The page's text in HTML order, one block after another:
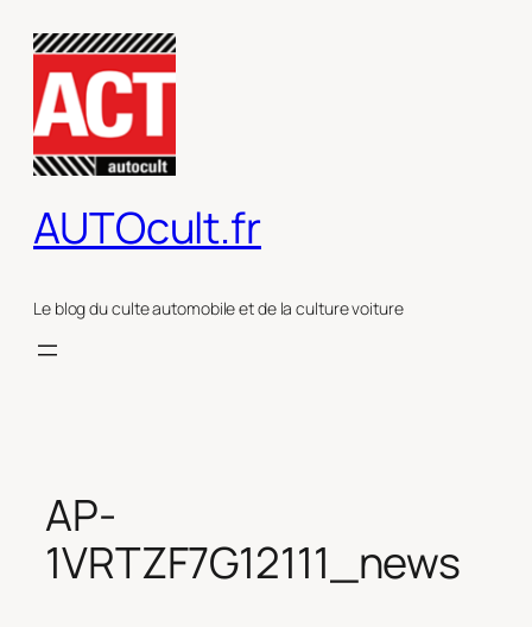
contenu
AUTOcult.fr
Le blog du culte automobile et de la culture voiture
AP-
1VRTZF7G12111_news